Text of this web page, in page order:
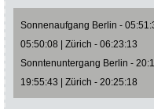
Sonnenaufgang Berlin -
05:50:08 | Zürich - 06:23:13
Sonntenuntergang Berlin -
19:55:43 | Zürich - 20:25:18